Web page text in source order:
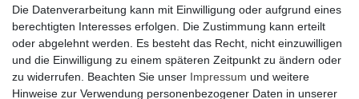
Die Datenverarbeitung kann mit Einwilligung oder aufgrund eines
berechtigten Interesses erfolgen. Die Zustimmung kann erteilt
oder abgelehnt werden. Es besteht das Recht, nicht einzuwilligen
und die Einwilligung zu einem späteren Zeitpunkt zu ändern oder
zu widerrufen. Beachten Sie unser Impressum und weitere
Hinweise zur Verwendung personenbezogener Daten in unserer